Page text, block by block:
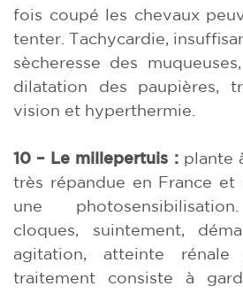
fois coupé les chevaux
tenter. Tachycardie,
sècheresse des
dilatation des paupières,
vision et hyperthermie.
10 – Le millepertuis :plante
très répandue en France
une
cloques, suintement,
agitation, atteinte rénale
traitement consiste à